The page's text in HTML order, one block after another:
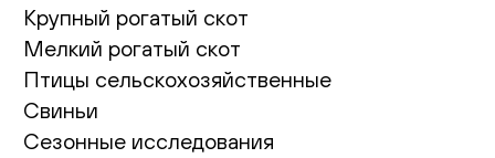
Крупный рогатый скот
Мелкий рогатый скот
Птицы сельскохозяйственные
Свиньи
Сезонные исследования